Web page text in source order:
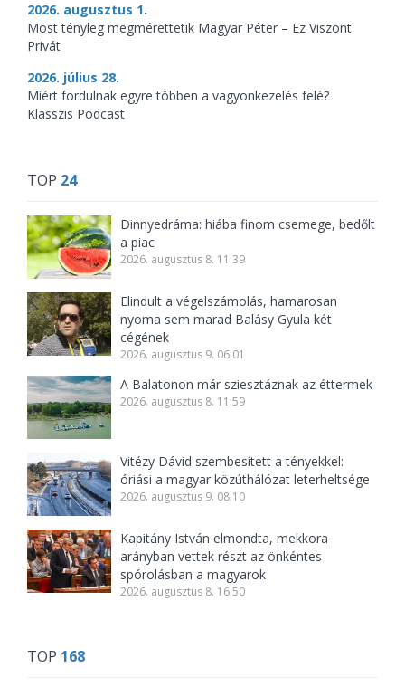
2026. augusztus 1.
Most tényleg megmérettetik Magyar Péter – Ez Viszont
Privát
2026. július 28.
Miért fordulnak egyre többen a vagyonkezelés felé?
Klasszis Podcast
TOP 24
Dinnyedráma: hiába finom csemege, bedőlt
a piac
2026. augusztus 8. 11:39
Elindult a végelszámolás, hamarosan
nyoma sem marad Balásy Gyula két
cégének
2026. augusztus 9. 06:01
A Balatonon már sziesztáznak az éttermek
2026. augusztus 8. 11:59
Vitézy Dávid szembesített a tényekkel:
óriási a magyar közúthálózat leterheltsége
2026. augusztus 9. 08:10
Kapitány István elmondta, mekkora
arányban vettek részt az önkéntes
spórolásban a magyarok
2026. augusztus 8. 16:50
TOP 168